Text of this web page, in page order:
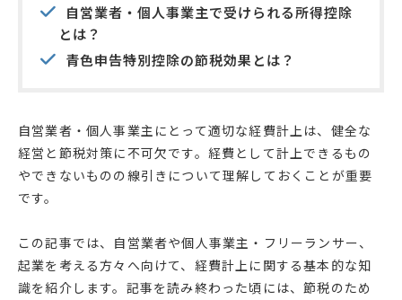
自営業者・個人事業主で受けられる所得控除
とは？
青色申告特別控除の節税効果とは？
自営業者・個人事業主にとって適切な経費計上は、健全な
経営と節税対策に不可欠です。経費として計上できるもの
やできないものの線引きについて理解しておくことが重要
です。
この記事では、自営業者や個人事業主・フリーランサー、
起業を考える方々へ向けて、経費計上に関する基本的な知
識を紹介します。記事を読み終わった頃には、節税のため